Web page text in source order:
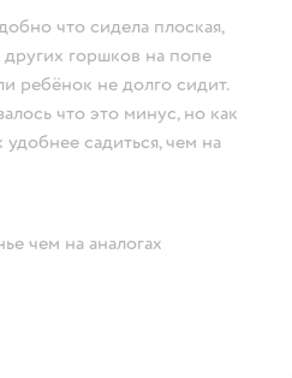
что сидела плоская,
горшков на попе
ребёнок не долго сидит.
что это минус, но как
удобнее садиться, чем на
чем на аналогах